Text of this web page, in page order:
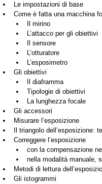
Le impostazioni di base
Il mirino
L’attacco per gli obiettivi
Il sensore
L’otturatore
L’esposimetro
Il diaframma
Tipologie di obiettivi
La lunghezza focale
Gli accessori
Misurare l’esposizione
Il triangolo dell’esposizione:
con la compensazione
nella modalità manuale,
Metodi di lettura
Gli istogrammi